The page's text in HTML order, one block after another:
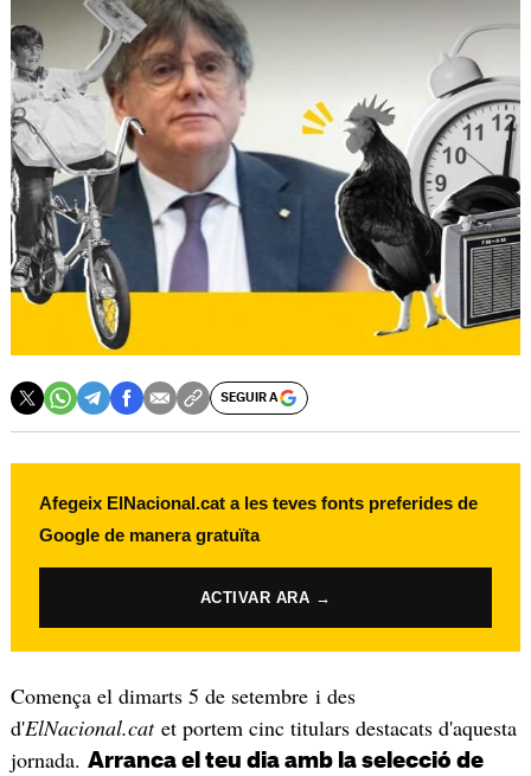
SEGUIR A
Afegeix ElNacional.cat a les teves fonts preferides de
Google de manera gratuïta
ACTIVAR ARA →
Comença el dimarts 5 de setembre i des
d'ElNacional.catet portem cinc titulars destacats d'aquesta
jornada. Arranca el teu dia amb la selecció de